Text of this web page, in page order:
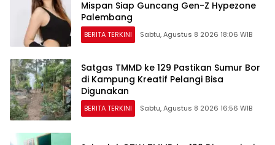
Mispan Siap Guncang Gen-Z Hypezone
Palembang
BERITA TERKINI Sabtu, Agustus 8 2026 18:06 WIB
Satgas TMMD ke 129 Pastikan Sumur Bor
di Kampung Kreatif Pelangi Bisa
Digunakan
BERITA TERKINI Sabtu, Agustus 8 2026 16:56 WIB